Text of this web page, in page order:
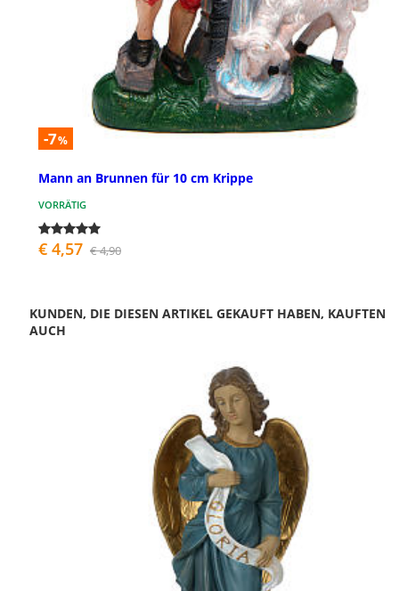
-7%
Mann an Brunnen für 10 cm Krippe
VORRÄTIG
€ 4,57 € 4,90
KUNDEN, DIE DIESEN ARTIKEL GEKAUFT HABEN, KAUFTEN
AUCH